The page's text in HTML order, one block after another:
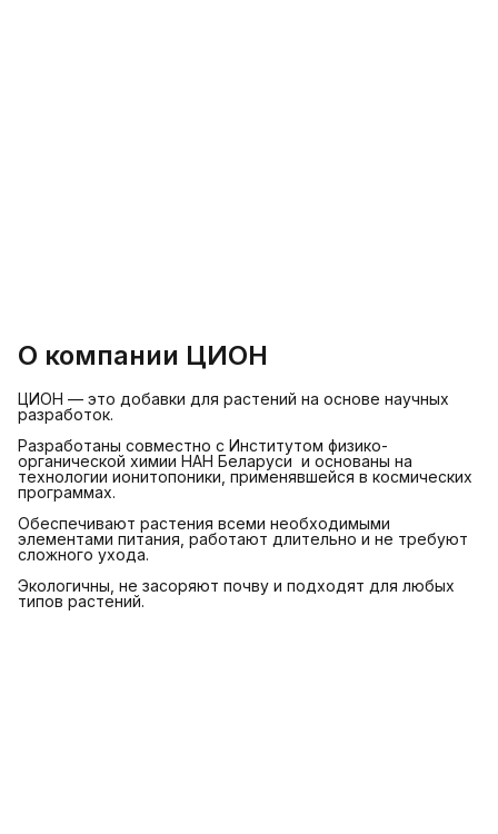
О компании ЦИОН
ЦИОН — это добавки для растений на основе научных
разработок.
Разработаны совместно с Институтом физико-
органической химии НАН Беларуси и основаны на
технологии ионитопоники, применявшейся в космических
программах.
Обеспечивают растения всеми необходимыми
элементами питания, работают длительно и не требуют
сложного ухода.
Экологичны, не засоряют почву и подходят для любых
типов растений.